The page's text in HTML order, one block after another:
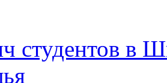
студентов в